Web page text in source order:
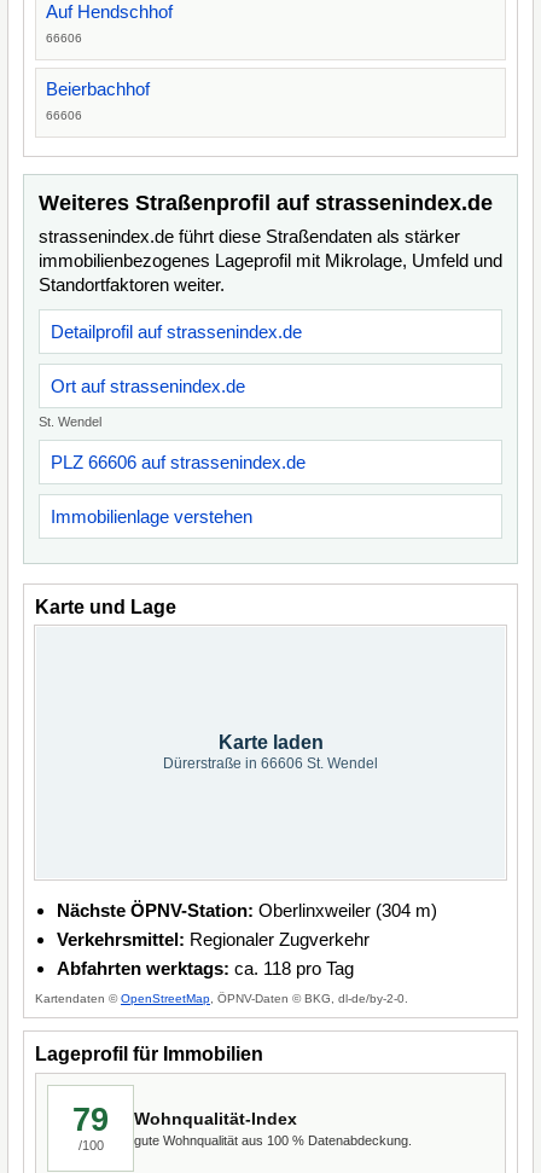
Auf Hendschhof
66606
Beierbachhof
66606
Weiteres Straßenprofil auf strassenindex.de
strassenindex.de führt diese Straßendaten als stärker
immobilienbezogenes Lageprofil mit Mikrolage, Umfeld und
Standortfaktoren weiter.
Detailprofil auf strassenindex.de
Ort auf strassenindex.de
St. Wendel
PLZ 66606 auf strassenindex.de
Immobilienlage verstehen
Karte und Lage
Karte laden
Dürerstraße in 66606 St. Wendel
Nächste ÖPNV-Station: Oberlinxweiler (304 m)
Verkehrsmittel: Regionaler Zugverkehr
Abfahrten werktags: ca. 118 pro Tag
Kartendaten ©OpenStreetMap , ÖPNV-Daten © BKG, dl-de/by-2-0.
Lageprofil für Immobilien
79
/100
Wohnqualität-Index
gute Wohnqualität aus 100 % Datenabdeckung.